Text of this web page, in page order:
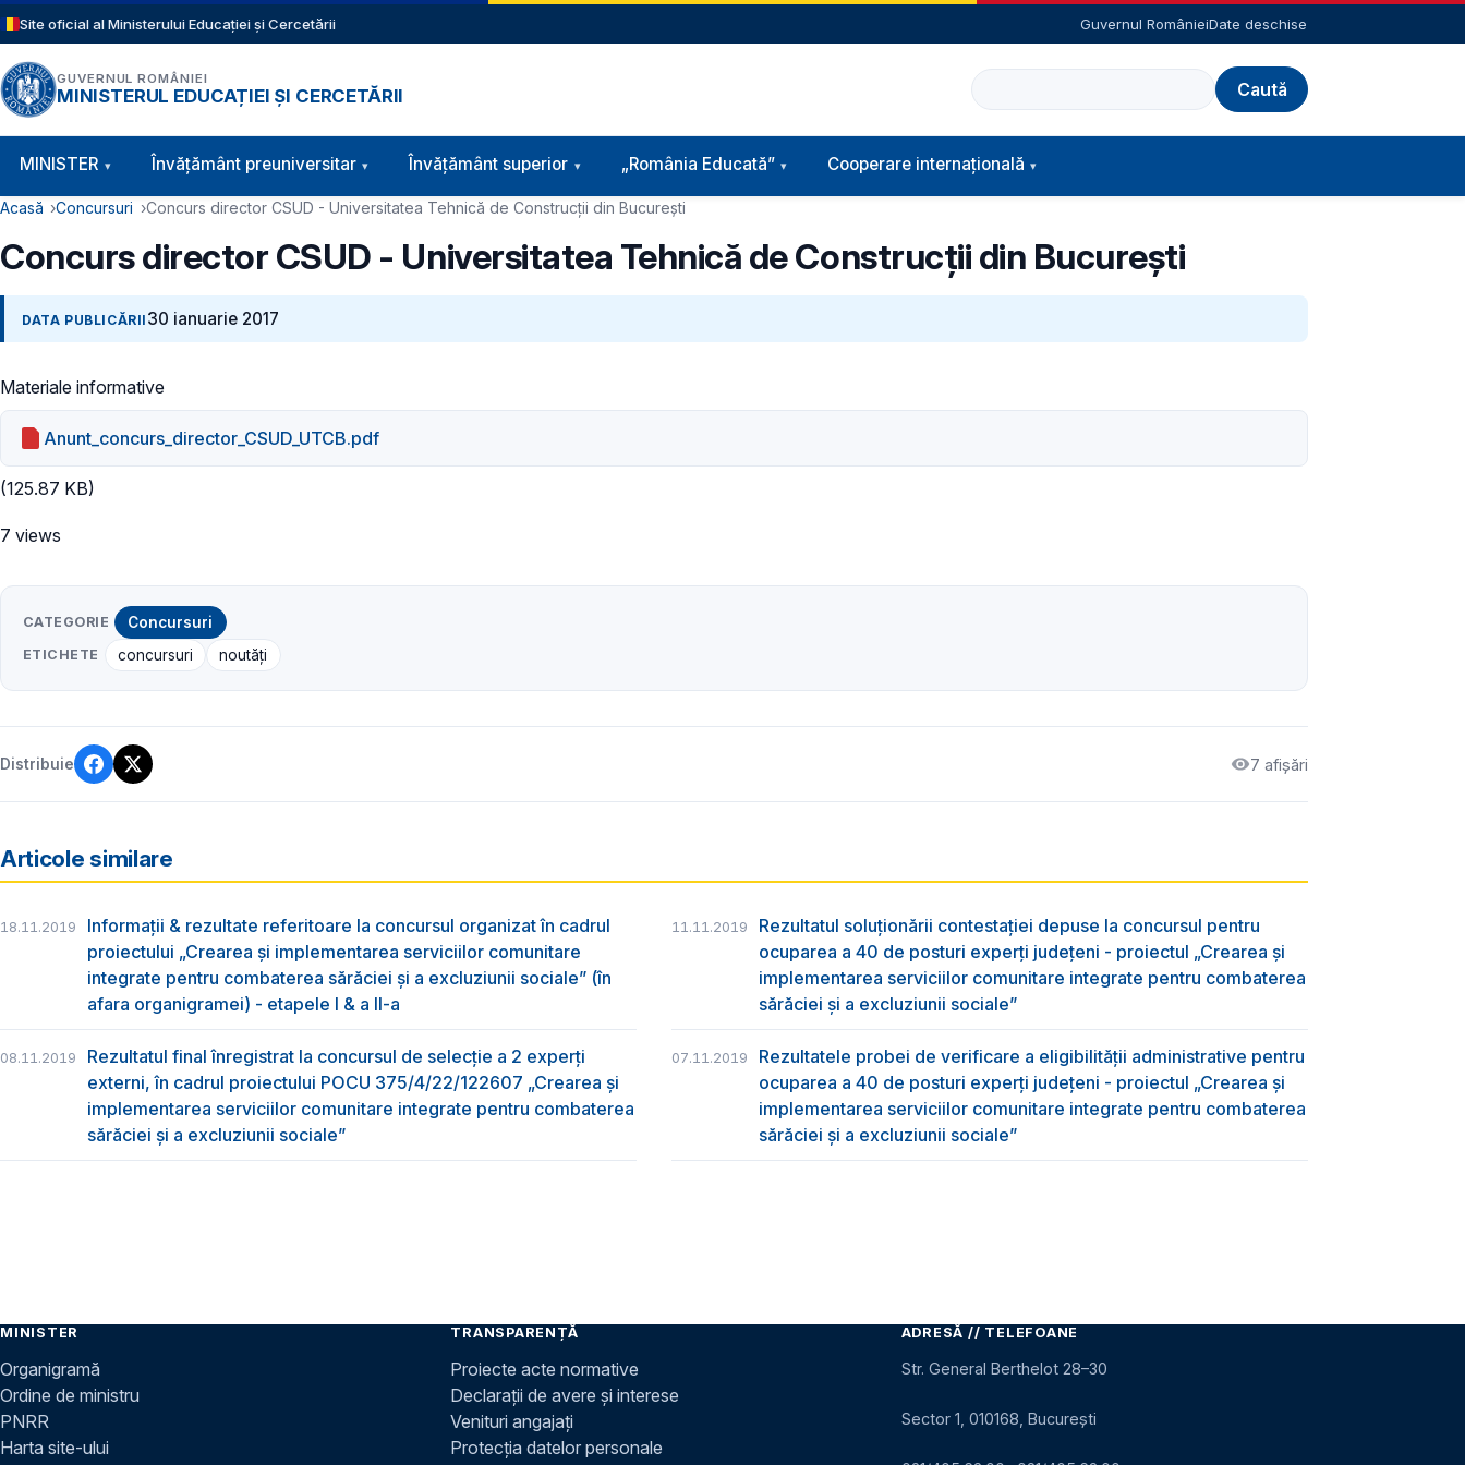
Sari la conținutul principal
Site oficial al Ministerului Educației și Cercetării Guvernul RomânieiDate deschise
GUVERNUL ROMÂNIEI
MINISTERUL EDUCAȚIEI ȘI CERCETĂRII
Caută
Navigație principală
MINISTER Învăţământ preuniversitar Învățământ superior „România Educată” Cooperare internațională
Cale de navigare
Acasă Concursuri Concurs director CSUD - Universitatea Tehnică de Construcții din București
Concurs director CSUD - Universitatea Tehnică de Construcții din București
DATA PUBLICĂRII 30 ianuarie 2017
Materiale informative
Anunt_concurs_director_CSUD_UTCB.pdf
(125.87 KB)
7 views
CATEGORIE Concursuri
ETICHETE concursuri noutăți
Distribuie 7 afișări
Articole similare
18.11.2019
Informații & rezultate referitoare la concursul organizat în cadrul
proiectului „Crearea și implementarea serviciilor comunitare
integrate pentru combaterea sărăciei și a excluziunii sociale” (în
afara organigramei) - etapele I & a II-a
11.11.2019
Rezultatul soluționării contestației depuse la concursul pentru
ocuparea a 40 de posturi experți județeni - proiectul „Crearea și
implementarea serviciilor comunitare integrate pentru combaterea
sărăciei și a excluziunii sociale”
08.11.2019
Rezultatul final înregistrat la concursul de selecție a 2 experți
externi, în cadrul proiectului POCU 375/4/22/122607 „Crearea și
implementarea serviciilor comunitare integrate pentru combaterea
sărăciei și a excluziunii sociale”
07.11.2019
Rezultatele probei de verificare a eligibilității administrative pentru
ocuparea a 40 de posturi experți județeni - proiectul „Crearea și
implementarea serviciilor comunitare integrate pentru combaterea
sărăciei și a excluziunii sociale”
MINISTER
Organigramă
Ordine de ministru
PNRR
Harta site-ului
TRANSPARENȚĂ
Proiecte acte normative
Declarații de avere și interese
Venituri angajați
Protecția datelor personale
ADRESĂ // TELEFOANE
Str. General Berthelot 28–30
Sector 1, 010168, București